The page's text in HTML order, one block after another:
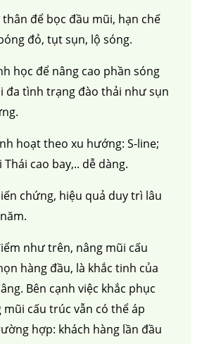
để bọc đầu mũi, hạn chế
đỏ, tụt sụn, lộ sóng.
học để nâng cao phần sóng
đa tình trạng đào thải như sụn
hoạt theo xu hướng: S-line;
cao bay,.. dễ dàng.
chứng, hiệu quả duy trì lâu
như trên, nâng mũi cấu
hàng đầu, là khắc tinh của
Bên cạnh việc khắc phục
cấu trúc vẫn có thể áp
hợp: khách hàng lần đầu